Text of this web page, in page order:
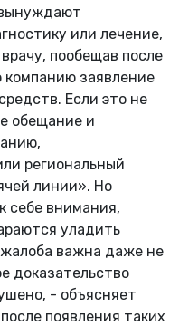
или лечение,
пообещав после
компанию заявление
Если это не
обещание и
региональный
линии». Но
себе внимания,
уладить
важна даже не
доказательство
- объясняет
появления таких